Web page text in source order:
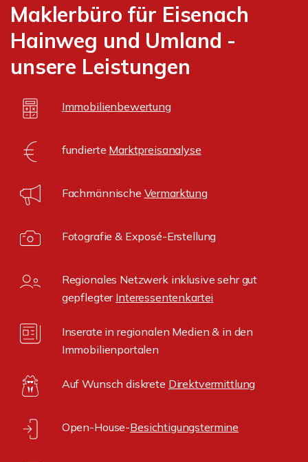
Maklerbüro für Eisenach
Hainweg und Umland -
unsere Leistungen
Immobilienbewertung
fundierte Marktpreisanalyse
Fachmännische Vermarktung
Fotografie & Exposé-Erstellung
Regionales Netzwerk inklusive sehr gut
gepflegter Interessentenkartei
Inserate in regionalen Medien & in den
Immobilienportalen
Auf Wunsch diskrete Direktvermittlung
Open-House-Besichtigungstermine